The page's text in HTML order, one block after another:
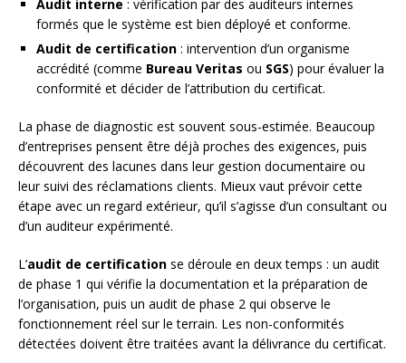
Audit interne : vérification par des auditeurs internes
formés que le système est bien déployé et conforme.
Audit de certification : intervention d’un organisme
accrédité (comme Bureau Veritas ou SGS) pour évaluer la
conformité et décider de l’attribution du certificat.
La phase de diagnostic est souvent sous-estimée. Beaucoup
d’entreprises pensent être déjà proches des exigences, puis
découvrent des lacunes dans leur gestion documentaire ou
leur suivi des réclamations clients. Mieux vaut prévoir cette
étape avec un regard extérieur, qu’il s’agisse d’un consultant ou
d’un auditeur expérimenté.
L’audit de certification se déroule en deux temps : un audit
de phase 1 qui vérifie la documentation et la préparation de
l’organisation, puis un audit de phase 2 qui observe le
fonctionnement réel sur le terrain. Les non-conformités
détectées doivent être traitées avant la délivrance du certificat.